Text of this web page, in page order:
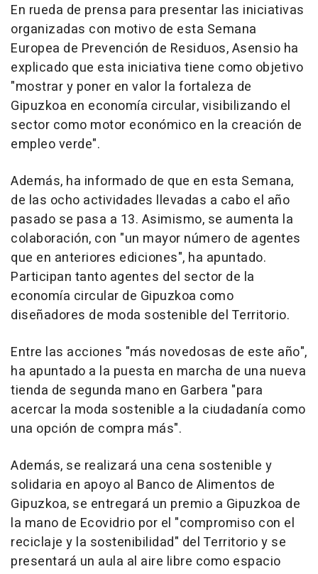
En rueda de prensa para presentar las iniciativas
organizadas con motivo de esta Semana
Europea de Prevención de Residuos, Asensio ha
explicado que esta iniciativa tiene como objetivo
"mostrar y poner en valor la fortaleza de
Gipuzkoa en economía circular, visibilizando el
sector como motor económico en la creación de
empleo verde".
Además, ha informado de que en esta Semana,
de las ocho actividades llevadas a cabo el año
pasado se pasa a 13. Asimismo, se aumenta la
colaboración, con "un mayor número de agentes
que en anteriores ediciones", ha apuntado.
Participan tanto agentes del sector de la
economía circular de Gipuzkoa como
diseñadores de moda sostenible del Territorio.
Entre las acciones "más novedosas de este año",
ha apuntado a la puesta en marcha de una nueva
tienda de segunda mano en Garbera "para
acercar la moda sostenible a la ciudadanía como
una opción de compra más".
Además, se realizará una cena sostenible y
solidaria en apoyo al Banco de Alimentos de
Gipuzkoa, se entregará un premio a Gipuzkoa de
la mano de Ecovidrio por el "compromiso con el
reciclaje y la sostenibilidad" del Territorio y se
presentará un aula al aire libre como espacio